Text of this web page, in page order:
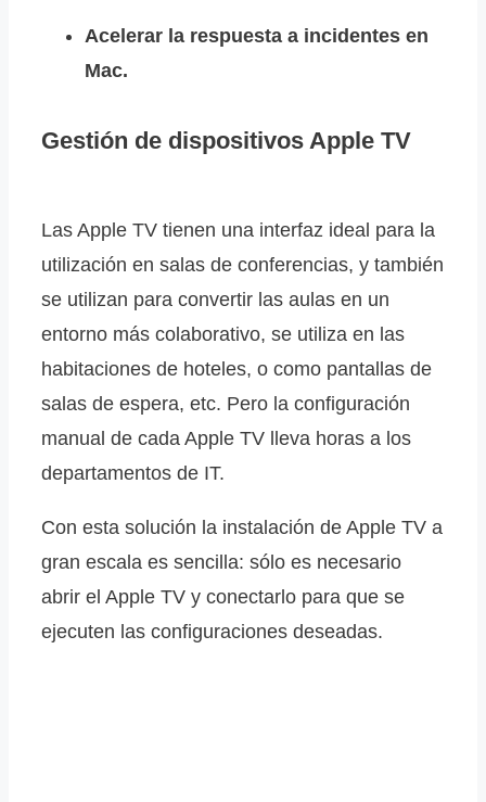
Acelerar la respuesta a incidentes en
Mac.
Gestión de dispositivos Apple TV
Las Apple TV tienen una interfaz ideal para la
utilización en salas de conferencias, y también
se utilizan para convertir las aulas en un
entorno más colaborativo, se utiliza en las
habitaciones de hoteles, o como pantallas de
salas de espera, etc. Pero la configuración
manual de cada Apple TV lleva horas a los
departamentos de IT.
Con esta solución la instalación de Apple TV a
gran escala es sencilla: sólo es necesario
abrir el Apple TV y conectarlo para que se
ejecuten las configuraciones deseadas.